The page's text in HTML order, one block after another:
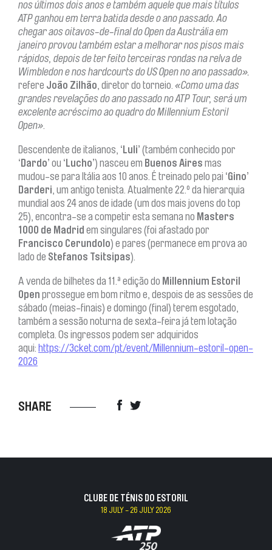
nos últimos dois anos e também aquele que mais títulos
ATP ganhou em terra batida desde o ano passado. Ao
chegar aos oitavos-de-final do Open da Austrália em
janeiro provou também estar a melhorar nos pisos mais
rápidos, depois de ter feito terceiras rondas na relva de
Wimbledon e nos hardcourts do US Open no ano passado».
refere João Zilhão, diretor do torneio. «Como uma das
grandes revelações do ano passado no ATP Tour, será um
excelente acréscimo ao quadro do Millennium Estoril
Open».
Descendente de italianos, ‘Luli’ (também conhecido por
‘Dardo’ ou ‘Lucho’) nasceu em Buenos Aires mas
mudou-se para Itália aos 10 anos. É treinado pelo pai ‘Gino’
Darderi, um antigo tenista. Atualmente 22.º da hierarquia
mundial aos 24 anos de idade (um dos mais jovens do top
25), encontra-se a competir esta semana no Masters
1000 de Madrid em singulares (foi afastado por
Francisco Cerundolo) e pares (permanece em prova ao
lado de Stefanos Tsitsipas).
A venda de bilhetes da 11.ª edição do Millennium Estoril
Open prossegue em bom ritmo e, despois de as sessões de
sábado (meias-finais) e domingo (final) terem esgotado,
também a sessão noturna de sexta-feira já tem lotação
completa. Os ingressos podem ser adquiridos
aqui: https://3cket.com/pt/event/Millennium-estoril-open-
2026
SHARE
CLUBE DE TÉNIS DO ESTORIL
18 JULY - 26 JULY 2026